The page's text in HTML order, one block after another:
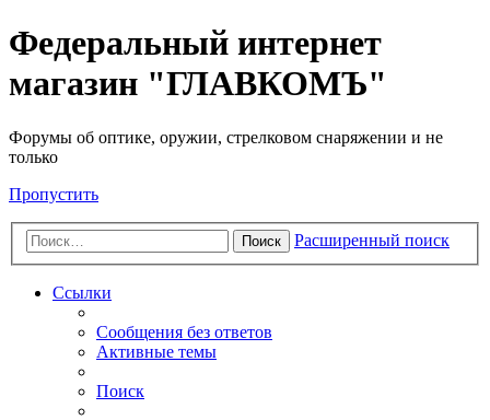
Федеральный интернет
магазин "ГЛАВКОМЪ"
Форумы об оптике, оружии, стрелковом снаряжении и не
только
Пропустить
Поиск Расширенный поиск
Ссылки
Сообщения без ответов
Активные темы
Поиск